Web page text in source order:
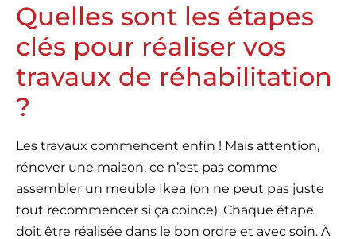
Quelles sont les étapes
clés pour réaliser vos
travaux de réhabilitation
?
Les travaux commencent enfin ! Mais attention,
rénover une maison, ce n’est pas comme
assembler un meuble Ikea (on ne peut pas juste
tout recommencer si ça coince). Chaque étape
doit être réalisée dans le bon ordre et avec soin. À